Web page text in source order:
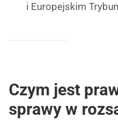
i Europejskim
Czym jest
sprawy w